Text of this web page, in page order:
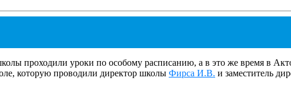
проходили уроки по особому расписанию, а в это же время в
которую проводили директор школы Фирса И.В. и заместитель